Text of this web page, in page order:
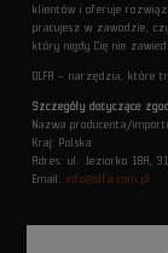
klientów i oferuje
pracujesz w zawodzie,
który nigdy Cię nie
OLFA – narzędzia, które
Szczegóły dotyczące
Nazwa producenta/
Kraj: Polska
Adres: ul. Jeziorko 18A,
Email:info@olfa.com.pl